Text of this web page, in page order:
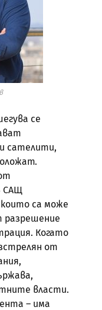
се
сателити,
САЩ
са може
разрешение
Когато
от
власти.
– има